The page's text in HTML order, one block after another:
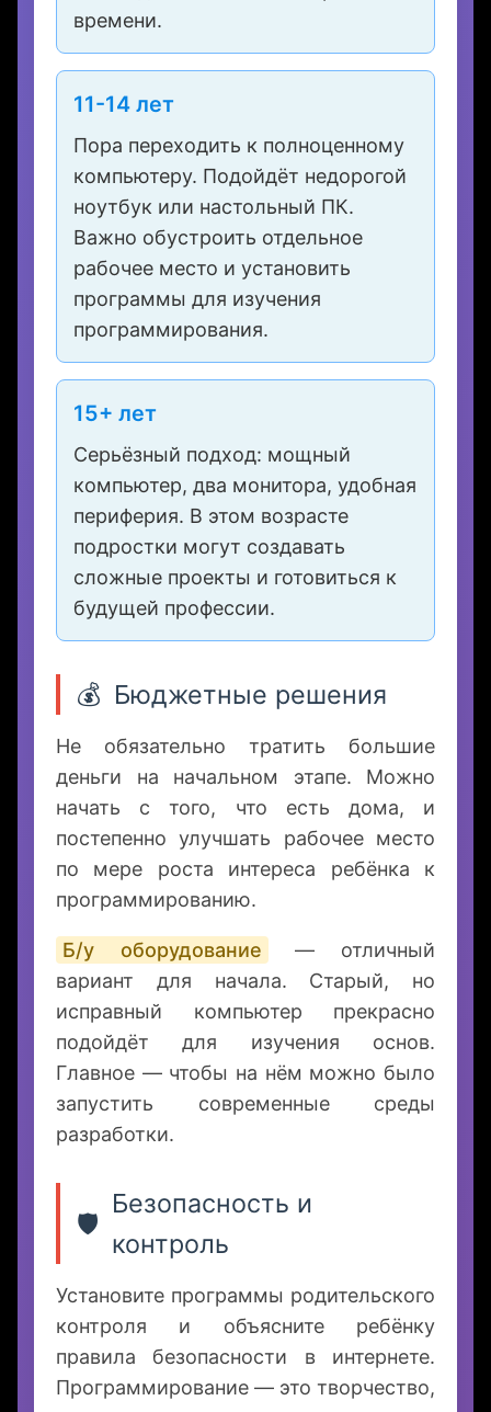
планшета или простого
компьютера для изучения основ
через игровые приложения вроде
Scratch Jr. Главное — удобное
место для занятий и контроль
времени.
11-14 лет
Пора переходить к полноценному
компьютеру. Подойдёт недорогой
ноутбук или настольный ПК.
Важно обустроить отдельное
рабочее место и установить
программы для изучения
программирования.
15+ лет
Серьёзный подход: мощный
компьютер, два монитора, удобная
подростки могут создавать
будущей профессии.
💰 Бюджетные решения
Не обязательно тратить большие
начать с того, что есть дома, и
постепенно улучшать рабочее место
по мере роста интереса ребёнка к
программированию.
Б/у оборудование — отличный
вариант для начала. Старый, но
подойдёт для изучения основ.
Главное — чтобы на нём можно было
запустить современные среды
разработки.
🛡️
Безопасность и
контроль